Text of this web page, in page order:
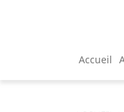
Accueil